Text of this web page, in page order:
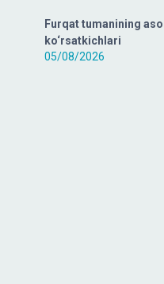
Furqat tumanining
ko‘rsatkichlari
05/08/2026